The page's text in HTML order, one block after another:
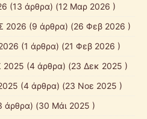
(13 άρθρα) (12 Μαρ 2026 )
2026 (9 άρθρα) (26 Φεβ 2026 )
(1 άρθρα) (21 Φεβ 2026 )
2025 (4 άρθρα) (23 Δεκ 2025 )
(4 άρθρα) (23 Νοε 2025 )
άρθρα) (30 Μάι 2025 )